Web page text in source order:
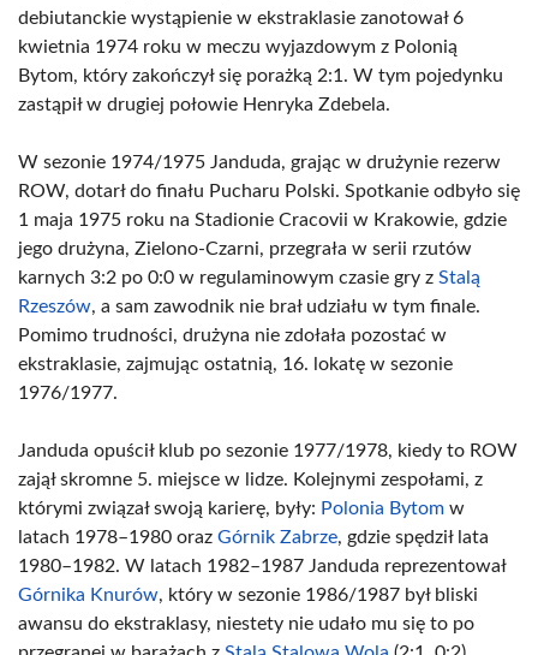
debiutanckie wystąpienie w ekstraklasie zanotował 6
kwietnia 1974 roku w meczu wyjazdowym z Polonią
Bytom, który zakończył się porażką 2:1. W tym pojedynku
zastąpił w drugiej połowie Henryka Zdebela.
W sezonie 1974/1975 Janduda, grając w drużynie rezerw
ROW, dotarł do finału Pucharu Polski. Spotkanie odbyło się
1 maja 1975 roku na Stadionie Cracovii w Krakowie, gdzie
jego drużyna, Zielono-Czarni, przegrała w serii rzutów
karnych 3:2 po 0:0 w regulaminowym czasie gry z Stalą
Rzeszów, a sam zawodnik nie brał udziału w tym finale.
Pomimo trudności, drużyna nie zdołała pozostać w
ekstraklasie, zajmując ostatnią, 16. lokatę w sezonie
1976/1977.
Janduda opuścił klub po sezonie 1977/1978, kiedy to ROW
zajął skromne 5. miejsce w lidze. Kolejnymi zespołami, z
którymi związał swoją karierę, były: Polonia Bytom w
latach 1978–1980 oraz Górnik Zabrze, gdzie spędził lata
1980–1982. W latach 1982–1987 Janduda reprezentował
Górnika Knurów, który w sezonie 1986/1987 był bliski
awansu do ekstraklasy, niestety nie udało mu się to po